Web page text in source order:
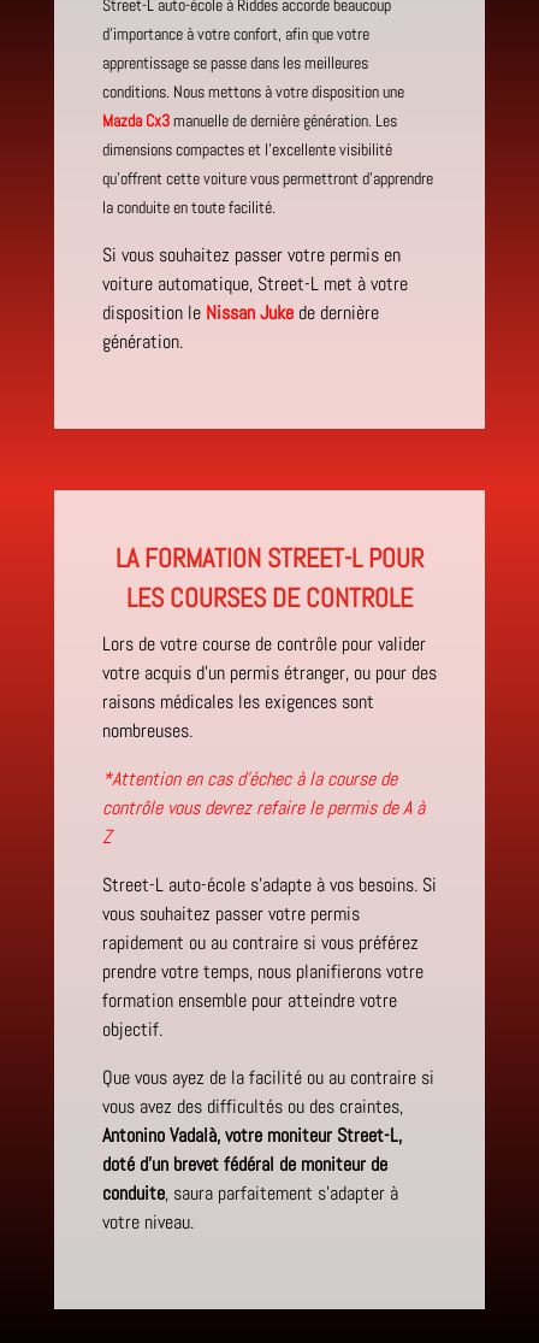
Street-L auto-école à Riddes accorde beaucoup
d’importance à votre confort, afin que votre
apprentissage se passe dans les meilleures
conditions. Nous mettons à votre disposition une
Mazda Cx3manuelle de dernière génération. Les
dimensions compactes et l’excellente visibilité
qu’offrent cette voiture vous permettront d’apprendre
la conduite en toute facilité.
Si vous souhaitez passer votre permis en
voiture automatique, Street-L met à votre
disposition le Nissan Jukede dernière
génération.
LA FORMATION STREET-L POUR
LES COURSES DE CONTROLE
Lors de votre course de contrôle pour valider
votre acquis d’un permis étranger, ou pour des
raisons médicales les exigences sont
nombreuses.
*Attention en cas d’échec à la course de
contrôle vous devrez refaire le permis de A à
Z
Street-L auto-école s’adapte à vos besoins. Si
vous souhaitez passer votre permis
rapidement ou au contraire si vous préférez
prendre votre temps, nous planifierons votre
formation ensemble pour atteindre votre
objectif.
Que vous ayez de la facilité ou au contraire si
vous avez des difficultés ou des craintes,
Antonino Vadalà, votre moniteur Street-L,
doté d’un brevet fédéral de moniteur de
conduite, saura parfaitement s’adapter à
votre niveau.